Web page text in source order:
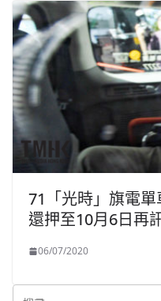
71「光時」旗電
還押至10月6日再
06/07/2020